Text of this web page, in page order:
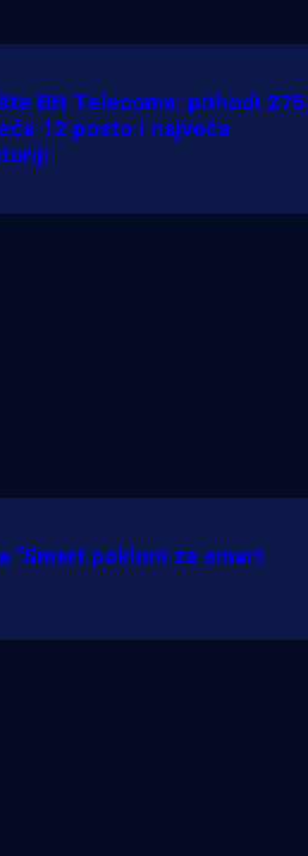
BH Telecoma: prihodi
12 posto i najveća
"Smart pokloni za smart